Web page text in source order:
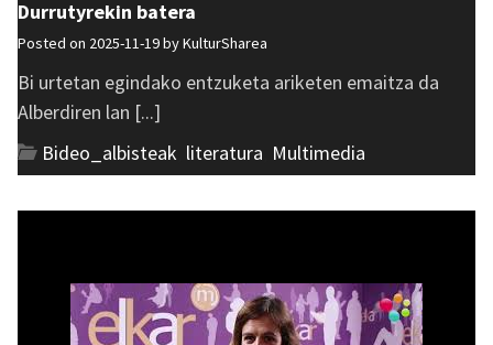
Durrutyrekin batera
Posted on 2025-11-19 byKulturSharea
Bi urtetan egindako entzuketa ariketen emaitza da
Alberdiren lan [...]
Bideo_albisteak literatura Multimedia